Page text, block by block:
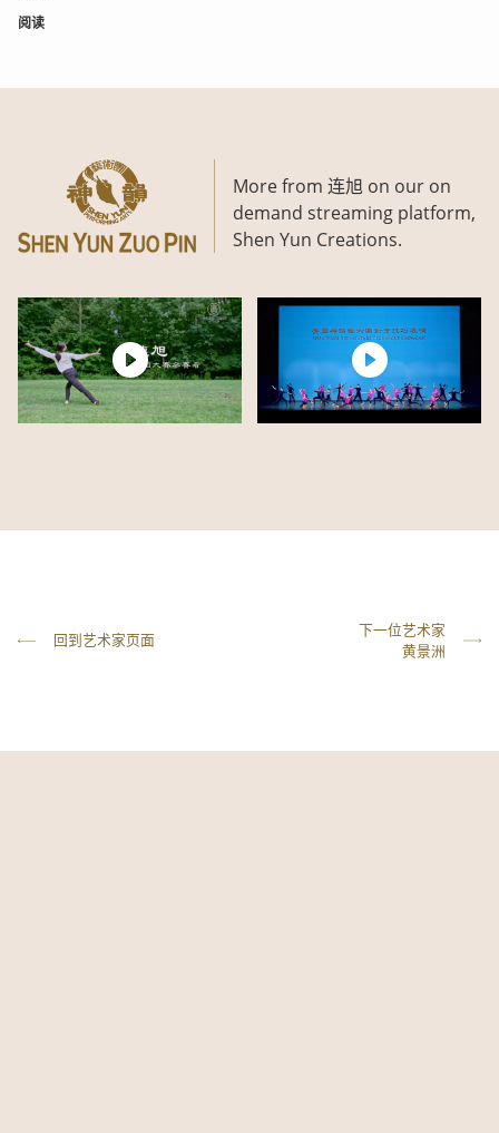
阅读
More from 连旭 on our on
demand streaming platform,
Shen Yun Creations.
回到艺术家页面
下一位艺术家
黄景洲